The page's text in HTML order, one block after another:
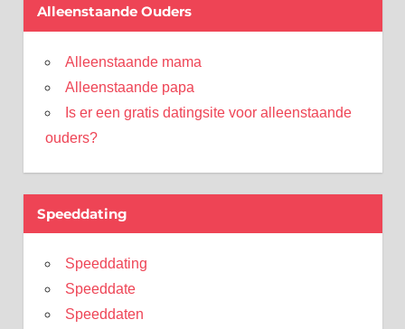
Alleenstaande Ouders
Alleenstaande mama
Alleenstaande papa
Is er een gratis datingsite voor alleenstaande
ouders?
Speeddating
Speeddating
Speeddate
Speeddaten